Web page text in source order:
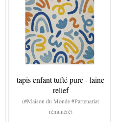
tapis enfant tufté pure - laine
relief
(#Maison du Monde #Partenariat
rémunéré)